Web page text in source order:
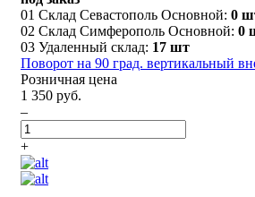
01 Склад Севастополь Основной: 0
02 Склад Симферополь Основной: 0
03 Удаленный склад: 17 шт
Поворот на 90 град. вертикальный
Розничная цена
1 350 руб.
–
+